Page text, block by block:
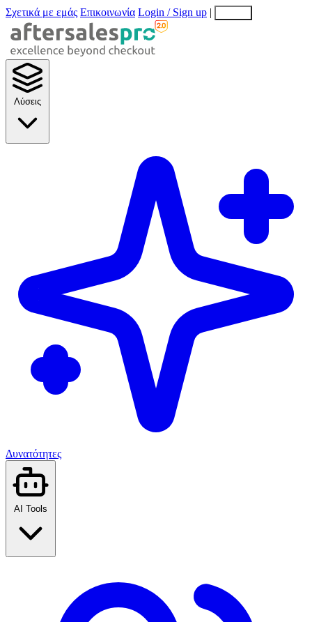
Σχετικά με εμάς Επικοινωνία Login / Sign up |
Λύσεις
Δυνατότητες
AI Tools